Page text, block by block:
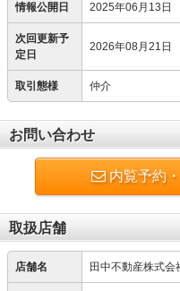
情報公開日 2025年06月13日
次回更新予
定日
2026年08月21日
取引態様 仲介
お問い合わせ
内覧予約
取扱店舗
店舗名 田中不動産株式会